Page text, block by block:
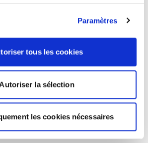
Paramètres
tous les cookies
Autoriser la sélection
les cookies nécessaires